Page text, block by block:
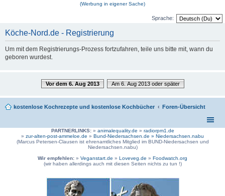
(Werbung in eigener Sache)
Sprache:
Köche-Nord.de - Registrierung
Um mit dem Registrierungs-Prozess fortzufahren, teile uns bitte mit, wann du
geboren wurdest.
Vor dem 6. Aug 2013 Am 6. Aug 2013 oder später
kostenlose Kochrezepte und kostenlose Kochbücher Foren-Übersicht
PARTNERLINKS:» animalequality.de » radiorpm1.de
» zur-alten-post-ammeloe.de » Bund-Niedersachsen.de » Niedersachsen.nabu
(Marcus Petersen-Clausen ist ehrenamtliches Mitglied im BUND-Niedersachsen und
Niedersachsen.nabu)
Wir empfehlen: » Veganstart.de » Loveveg.de » Foodwatch.org
(wir haben allerdings auch mit diesen Seiten nichts zu tun !)